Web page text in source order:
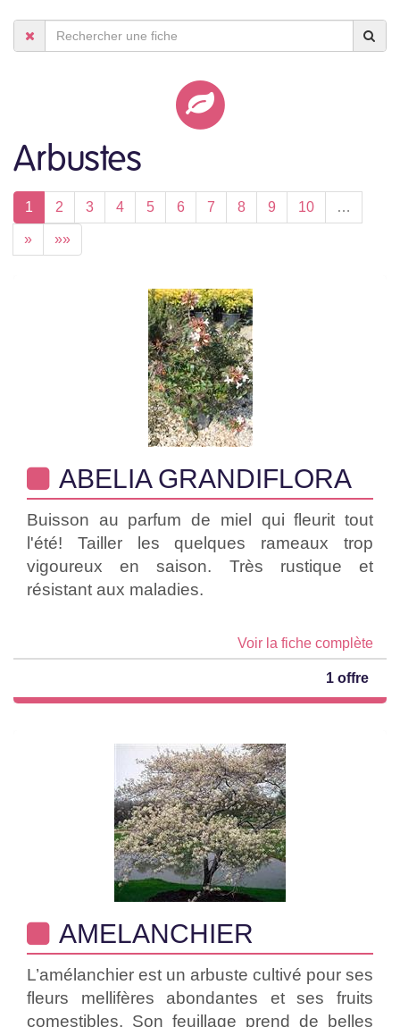
Arbustes
1 2 3 4 5 6 7 8 9 10 …
» »»
ABELIA GRANDIFLORA
Buisson au parfum de miel qui fleurit tout
l'été! Tailler les quelques rameaux trop
vigoureux en saison. Très rustique et
résistant aux maladies.
Voir la fiche complète
1 offre
AMELANCHIER
L’amélanchier est un arbuste cultivé pour ses
fleurs mellifères abondantes et ses fruits
comestibles. Son feuillage prend de belles